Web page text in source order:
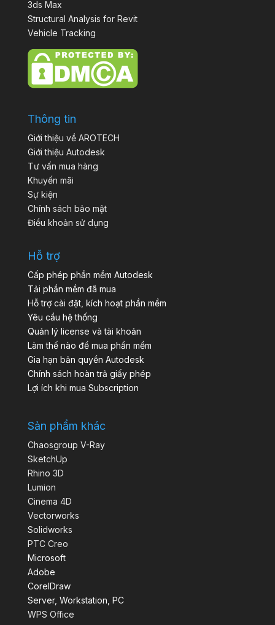
3ds Max
Structural Analysis for Revit
Vehicle Tracking
Thông tin
Giới thiệu về AROTECH
Giới thiệu Autodesk
Tư vấn mua hàng
Khuyến mãi
Sự kiện
Chính sách bảo mật
Điều khoản sử dụng
Hỗ trợ
Cấp phép phần mềm Autodesk
Tải phần mềm đã mua
Hỗ trợ cài đặt, kích hoạt phần mềm
Yêu cầu hệ thống
Quản lý license và tài khoản
Làm thế nào để mua phần mềm
Gia hạn bản quyền Autodesk
Chính sách hoàn trả giấy phép
Lợi ích khi mua Subscription
Sản phẩm khác
Chaosgroup V-Ray
SketchUp
Rhino 3D
Lumion
Cinema 4D
Vectorworks
Solidworks
PTC Creo
Microsoft
Adobe
CorelDraw
Server, Workstation, PC
WPS Office